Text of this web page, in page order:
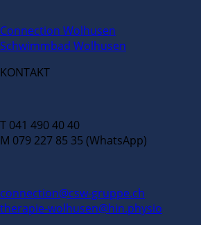
Connection Wolhusen
Schwimmbad Wolhusen
KONTAKT
T 041 490 40 40
M 079 227 85 35 (WhatsApp)
connection@csw-gruppe.ch
therapie-wolhusen@hin.physio